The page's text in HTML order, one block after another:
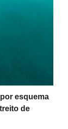
esquema
de